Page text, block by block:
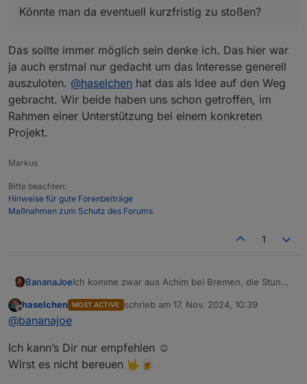
Könnte man da eventuell kurzfristig zu stoßen?
Das sollte immer möglich sein denke ich. Das hier war
ja auch erstmal nur gedacht um das Interesse generell
auszuloten. @haselchen hat das als Idee auf den Weg
gebracht. Wir beide haben uns schon getroffen, im
Rahmen einer Unterstützung bei einem konkreten
Projekt.
Markus
Bitte beachten:
Hinweise für gute Forenbeiträge
Maßnahmen zum Schutz des Forums
1
BananaJoeIch komme zwar aus Achim bei Bremen, die Stunde
ein Platz frei ist :-) Allein um@ Samson71mal in
Offline
haselchen MOST ACTIVE schrieb am 17. Nov. 2024, 10:39
zuletzt editiert von
@bananajoe
Ich kann’s Dir nur empfehlen ☺️
Wirst es nicht bereuen 🤟🍺